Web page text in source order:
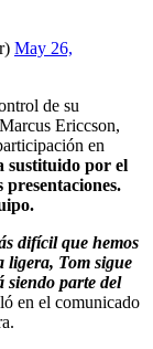
May 26,
de su
Ericcson,
en
sustituido por el
presentaciones.
difícil que hemos
ligera, Tom sigue
siendo parte del
en el comunicado